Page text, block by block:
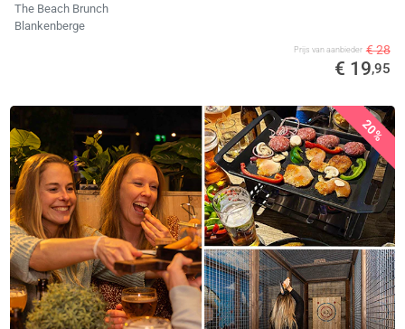
The Beach Brunch
Blankenberge
Prijs van aanbieder € 28
€ 19,95
20%